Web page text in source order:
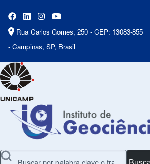
Rua Carlos Gomes, 250 - CEP: 13083-855
- Campinas, SP, Brasil
Buscar